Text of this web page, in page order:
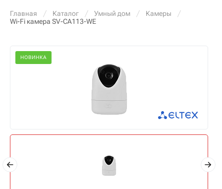
Главная Каталог Умный дом
Камеры
Wi-Fi камера SV-CA113-WE
НОВИНКА